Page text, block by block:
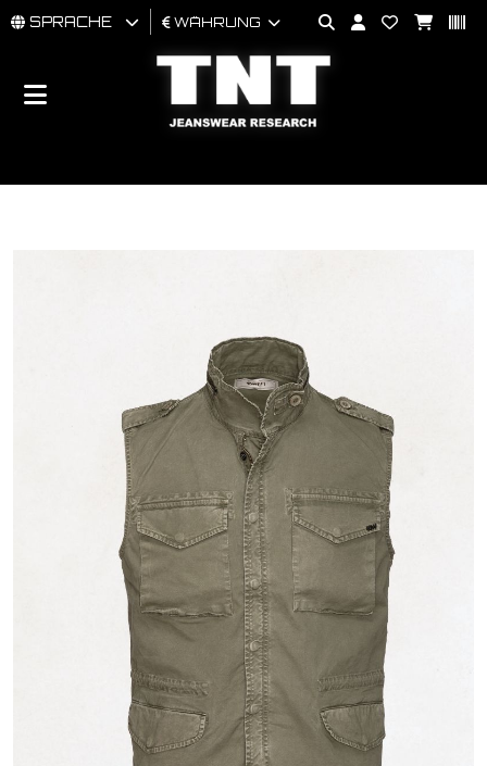
MÄNNER
BRAND
SPRACHE WÄHRUNG